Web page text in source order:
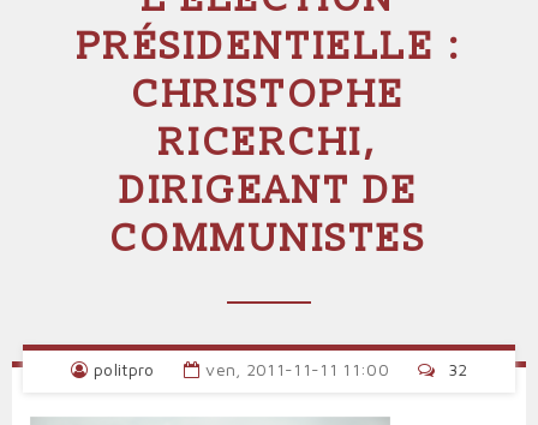
PRÉSIDENTIELLE :
CHRISTOPHE
RICERCHI,
DIRIGEANT DE
COMMUNISTES
politpro ven, 2011-11-11 11:00 32